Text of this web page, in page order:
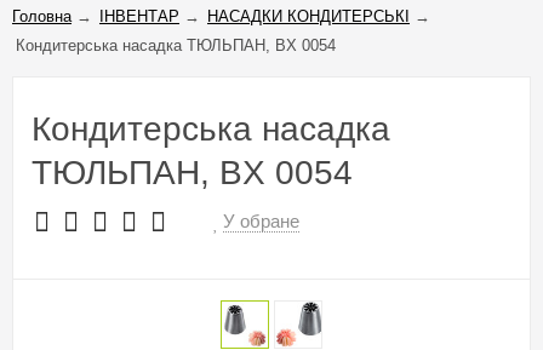
Головна → ІНВЕНТАР → НАСАДКИ КОНДИТЕРСЬКІ
→
Кондитерська насадка ТЮЛЬПАН, BX 0054
Кондитерська насадка
ТЮЛЬПАН, BX 0054
У обране